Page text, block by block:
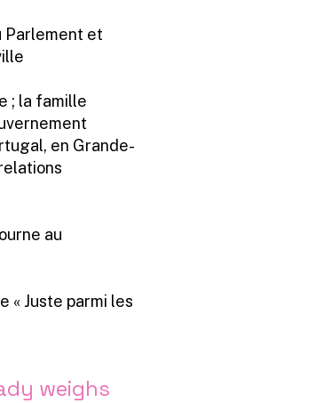
Parlement et
; la famille
en Grande-
au
« Juste parmi les
weighs